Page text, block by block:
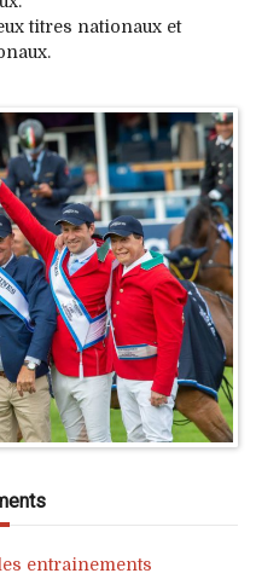
titres nationaux et
entrainements